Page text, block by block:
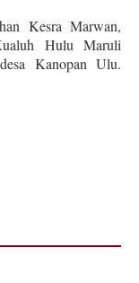
Kesra Marwan,
Hulu Maruli
Kanopan Ulu.